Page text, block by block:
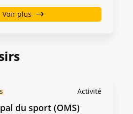
Voir plus
Activité
du sport (OMS)